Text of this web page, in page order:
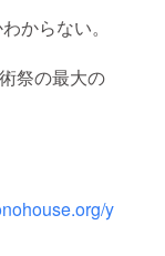
からない。
祭の最大の
y